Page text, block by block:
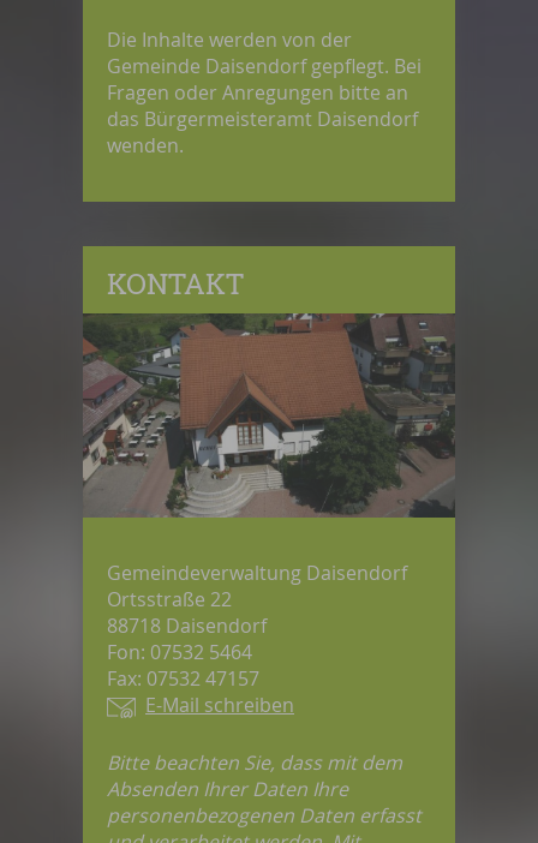
Die Inhalte werden von der
Gemeinde Daisendorf gepflegt. Bei
Fragen oder Anregungen bitte an
das Bürgermeisteramt Daisendorf
wenden.
KONTAKT
Gemeindeverwaltung Daisendorf
Ortsstraße 22
88718 Daisendorf
Fon: 07532 5464
Fax: 07532 47157
E-Mail schreiben
Bitte beachten Sie, dass mit dem
Absenden Ihrer Daten Ihre
personenbezogenen Daten erfasst